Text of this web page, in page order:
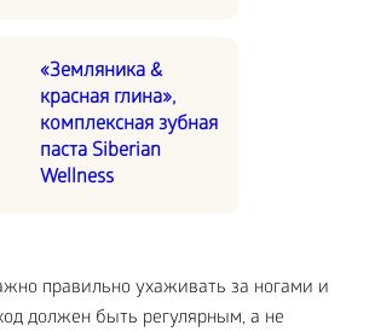
«Земляника &
красная глина»,
комплексная зубная
паста Siberian
Wellness
правильно ухаживать за ногами и
должен быть регулярным, а не